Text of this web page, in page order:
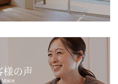
様の声
Voice